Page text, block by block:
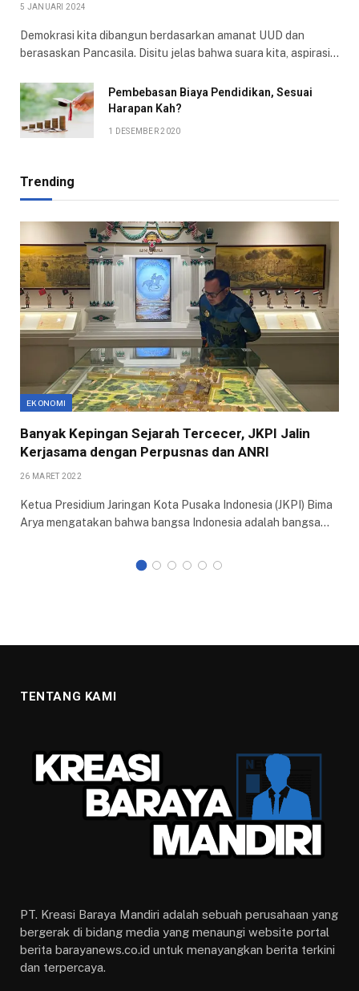
5 JANUARI 2024
Demokrasi kita dibangun berdasarkan amanat UUD dan
berasaskan Pancasila. Disitu jelas bahwa suara kita, aspirasi…
Pembebasan Biaya Pendidikan, Sesuai
Harapan Kah?
1 DESEMBER 2020
Trending
EKONOMI
Banyak Kepingan Sejarah Tercecer, JKPI Jalin
Kerjasama dengan Perpusnas dan ANRI
26 MARET 2022
Ketua Presidium Jaringan Kota Pusaka Indonesia (JKPI) Bima
Arya mengatakan bahwa bangsa Indonesia adalah bangsa…
TENTANG KAMI
PT. Kreasi Baraya Mandiri adalah sebuah perusahaan yang
bergerak di bidang media yang menaungi website portal
berita barayanews.co.id untuk menayangkan berita terkini
dan terpercaya.